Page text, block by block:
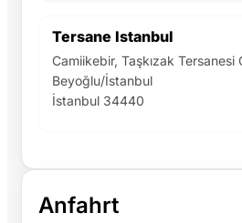
Tersane Istanbul
Camiikebir, Taşkızak
Beyoğlu/İstanbul
İstanbul 34440
Anfahrt